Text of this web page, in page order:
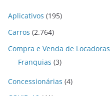
Aplicativos (195)
Carros (2.764)
Compra e Venda de Locadoras
Franquias (3)
Concessionárias (4)